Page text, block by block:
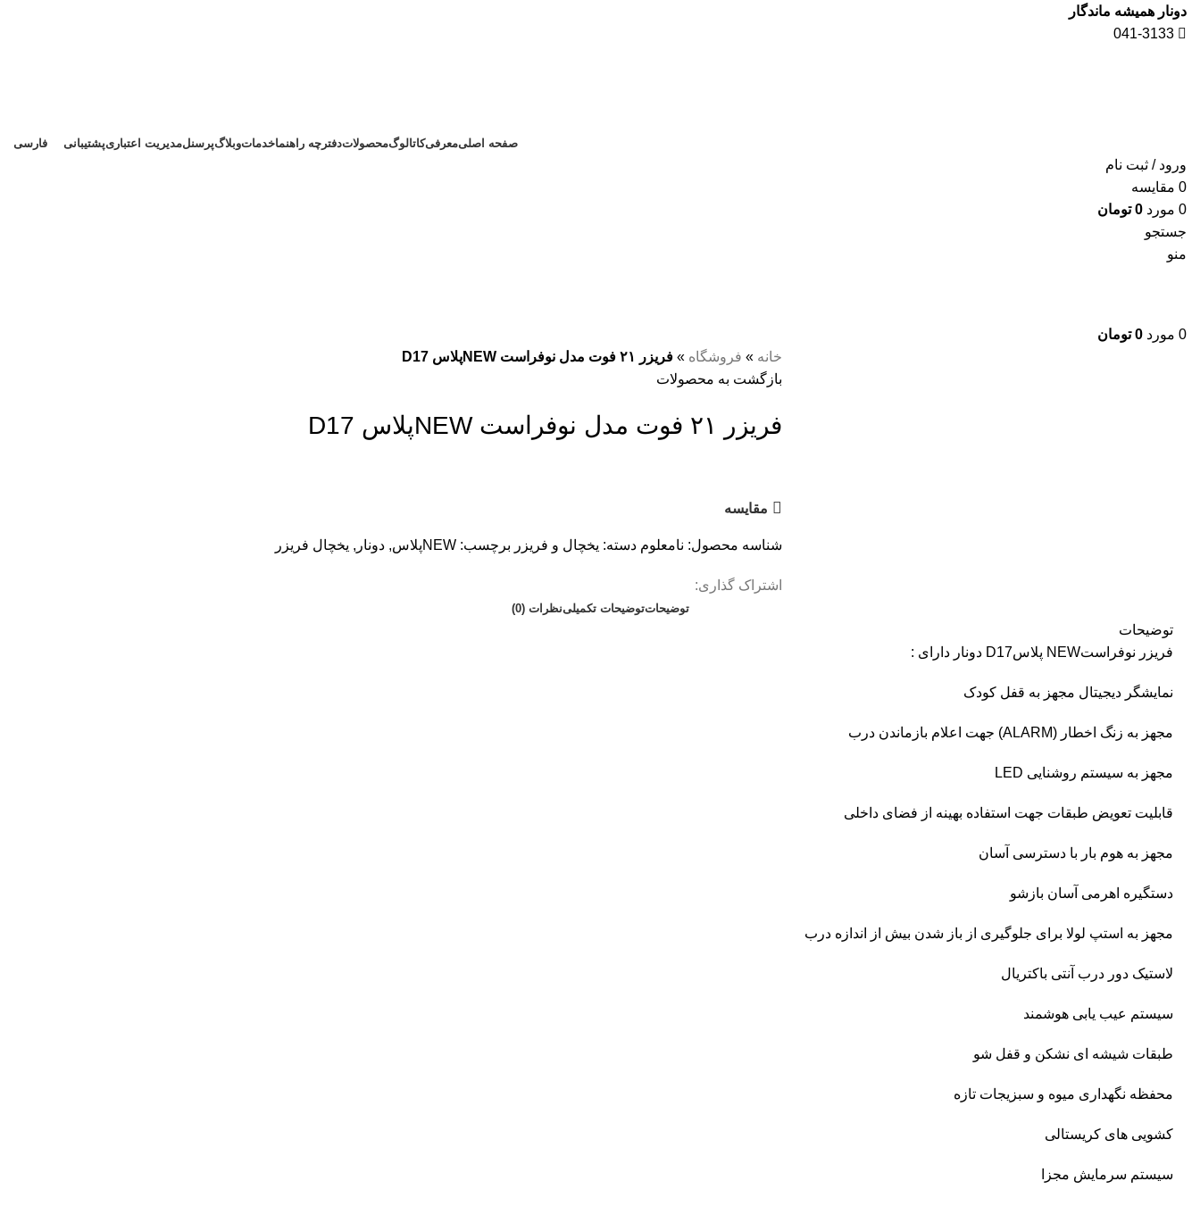
دونار همیشه ماندگار
041-3133
صفحه اصلیمعرفیکاتالوگمحصولاتدفترچه راهنماخدماتوبلاگپرسنلمدیریت اعتباریپشتیبانی فارسی
ورود / ثبت نام
0 مقايسه
0 مورد 0 تومان
جستجو
منو
0 مورد 0 تومان
خانه » فروشگاه » فریزر ۲۱ فوت مدل نوفراست NEWپلاس D17
بازگشت به محصولات
فریزر ۲۱ فوت مدل نوفراست NEWپلاس D17
مقايسه
شناسه محصول: نامعلوم دسته: یخچال و فریزر برچسب: NEWپلاس , دونار , یخچال فریزر
اشتراک گذاری:
توضیحاتتوضیحات تکمیلینظرات (0)
توضیحات
فریزر نوفراستNEW پلاسD17 دونار دارای :
نمایشگر دیجیتال مجهز به قفل کودک
مجهز به زنگ اخطار (ALARM) جهت اعلام بازماندن درب
مجهز به سیستم روشنایی LED
قابلیت تعویض طبقات جهت استفاده بهینه از فضای داخلی
مجهز به هوم بار با دسترسی آسان
دستگیره اهرمی آسان بازشو
مجهز به استپ لولا برای جلوگیری از باز شدن بیش از اندازه درب
لاستیک دور درب آنتی باکتریال
سیستم عیب یابی هوشمند
طبقات شیشه ای نشکن و قفل شو
محفظه نگهداری میوه و سبزیجات تازه
کشویی های کریستالی
سیستم سرمایش مجزا